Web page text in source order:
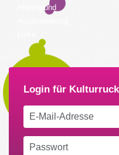
Hintergrund